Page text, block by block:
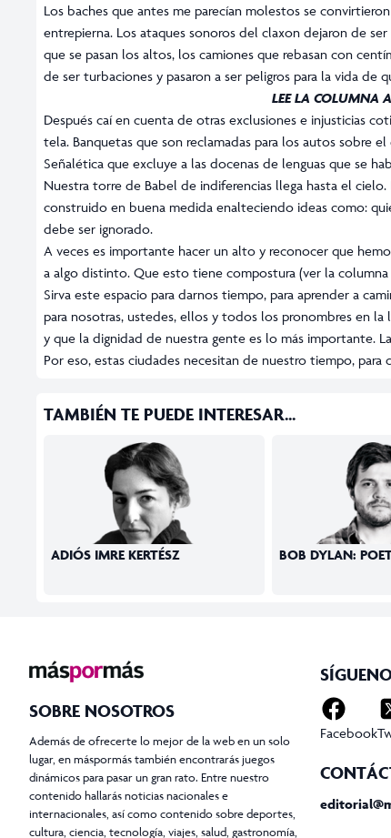
Los baches que antes me parecían molestos se
entrepierna. Los ataques sonoros del claxon dejaron de
que se pasan los altos, los camiones que rebasan con
de ser turbaciones y pasaron a ser peligros para la vida
LEE LA COLUMNA
Después caí en cuenta de otras exclusiones e injusticias
tela. Banquetas que son reclamadas para los autos sobre
Señalética que excluye a las docenas de lenguas que se
Nuestra torre de Babel de indiferencias llega hasta el
construido en buena medida enalteciendo ideas como:
debe ser ignorado.
A veces es importante hacer un alto y reconocer que
a algo distinto. Que esto tiene compostura (ver la columna
Sirva este espacio para darnos tiempo, para aprender a
para nosotras, ustedes, ellos y todos los pronombres en
y que la dignidad de nuestra gente es lo más importante.
Por eso, estas ciudades necesitan de nuestro tiempo,
TAMBIÉN TE PUEDE INTERESAR...
ADIÓS IMRE KERTÉSZ BOB DYLAN:
SOBRE NOSOTROS
Además de ofrecerte lo mejor de la web en un solo
lugar, en máspormás también encontrarás juegos
dinámicos para pasar un gran rato. Entre nuestro
contenido hallarás noticias nacionales e
internacionales, así como contenido sobre deportes,
cultura, ciencia, tecnología, viajes, salud, gastronomía,
Facebook